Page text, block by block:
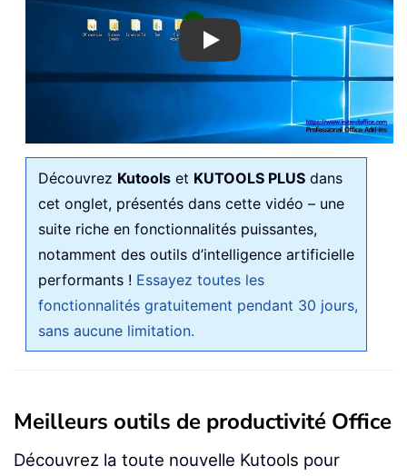
Play
Découvrez Kutools et KUTOOLS PLUS dans
cet onglet, présentés dans cette vidéo – une
suite riche en fonctionnalités puissantes,
notamment des outils d’intelligence artificielle
performants ! Essayez toutes les
fonctionnalités gratuitement pendant 30 jours,
sans aucune limitation.
Meilleurs outils de productivité Office
Découvrez la toute nouvelle Kutools pour